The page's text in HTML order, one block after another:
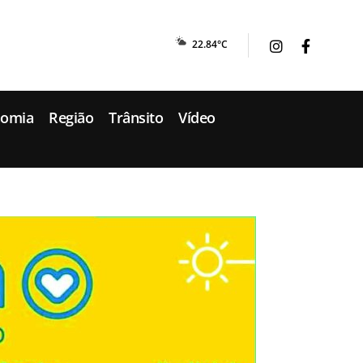
22.84°C
Região Trânsito Vídeo